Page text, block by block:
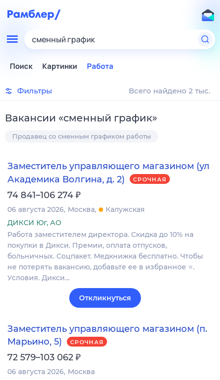
сменный график
Поиск Картинки Работа
Фильтры Всего найдено 2 тыс.
Вакансии «сменный график»
Продавец со сменным графиком работы
Заместитель управляющего магазином (ул
Академика Волгина, д. 2)
СРОЧНАЯ
74 841–106 274 ₽
06 августа 2026 Москва
Калужская
ДИКСИ Юг, АО
Работа заместителем директора. Скидка до 10% на
покупки в Дикси. Премии, оплата отпусков,
больничных. Соцпакет. Медкнижка бесплатно. Чтобы
не потерять вакансию, добавьте ее в избранное ⭐.
Условия. Дикси…
Откликнуться
Заместитель управляющего магазином (п.
Марьино, 5)
СРОЧНАЯ
72 579–103 062 ₽
06 августа 2026 Москва